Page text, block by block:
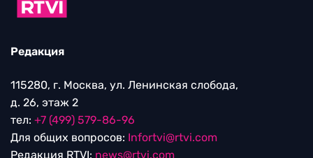
Редакция
115280, г. Москва, ул. Ленинская слобода,
д. 26, этаж 2
тел: +7 (499) 579-86-96
Для общих вопросов: Infortvi@rtvi.com
Редакция RTVI: news@rtvi.com